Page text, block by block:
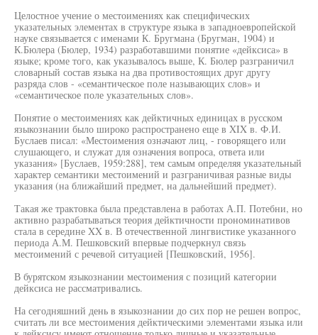
Целостное учение о местоимениях как специфических
указательных элементах в структуре языка в западноевропейской
науке связывается с именами К. Бругмана (Бругман, 1904) и
К.Бюлера (Бюлер, 1934) разработавшими понятие «дейксиса» в
языке; кроме того, как указывалось выше, К. Бюлер разграничил
словарный состав языка на два противостоящих друг другу
разряда слов - «семантическое поле называющих слов» и
«семантическое поле указательных слов».
Понятие о местоимениях как дейктичных единицах в русском
языкознании было широко распространено еще в XIX в. Ф.И.
Буслаев писал: «Местоимения означают лиц, - говорящего или
слушающего, и служат для означения вопроса, ответа или
указания» [Буслаев, 1959:288], тем самым определяя указательный
характер семантики местоимений и разграничивая разные виды
указания (на ближайший предмет, на дальнейший предмет).
Такая же трактовка была представлена в работах А.П. Потебни, но
активно разрабатываться теория дейктичности прономинативов
стала в середине XX в. В отечественной лингвистике указанного
периода А.М. Пешковский впервые подчеркнул связь
местоимений с речевой ситуацией [Пешковский, 1956].
В бурятском языкознании местоимения с позиций категории
дейксиса не рассматривались.
На сегодняшний день в языкознании до сих пор не решен вопрос,
считать ли все местоимения дейктическими элементами языка или